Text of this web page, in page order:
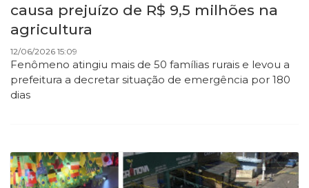
causa prejuízo de R$ 9,5 milhões na
agricultura
12/06/2026 15:09
Fenômeno atingiu mais de 50 famílias rurais e levou a
prefeitura a decretar situação de emergência por 180
dias